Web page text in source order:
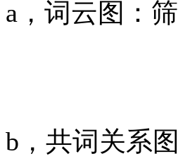
a，词云图：
b，共词关系